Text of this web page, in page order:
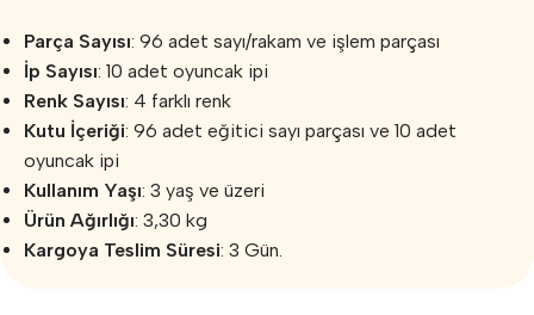
Parça Sayısı: 96 adet sayı/rakam ve işlem parçası
İp Sayısı: 10 adet oyuncak ipi
Renk Sayısı: 4 farklı renk
Kutu İçeriği: 96 adet eğitici sayı parçası ve 10 adet
oyuncak ipi
Kullanım Yaşı: 3 yaş ve üzeri
Ürün Ağırlığı: 3,30 kg
Kargoya Teslim Süresi: 3 Gün.